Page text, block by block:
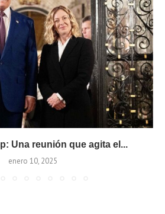
Una reunión que agita el...
enero 10, 2025